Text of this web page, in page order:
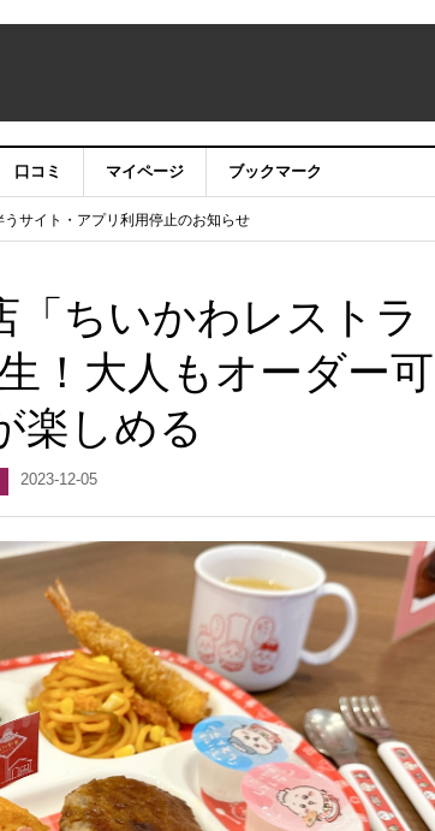
口コミ マイページ ブックマーク
サイト・アプリ利用停止のお知らせ
アカウントサービス移行のお知らせ
ていただきたい！」
「ちいかわレストラ
！大人もオーダー可
楽しめる
2023-12-05